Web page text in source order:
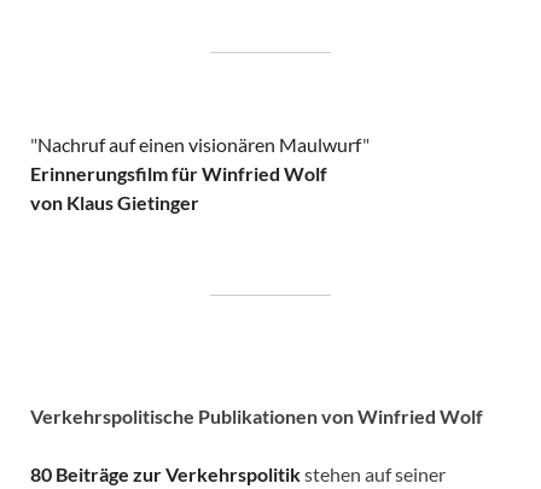
"Nachruf auf einen visionären Maulwurf"
Erinnerungsfilm für Winfried Wolf
von Klaus Gietinger
Verkehrspolitische Publikationen von Winfried Wolf
80 Beiträge zur Verkehrspolitikstehen auf seiner